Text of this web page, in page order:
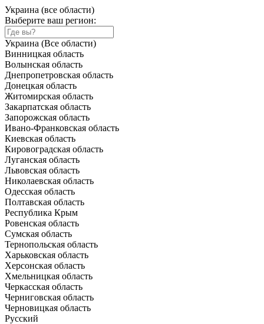
Украина (все области)
Выберите ваш регион:
Украина (Все области)
Винницкая область
Волынская область
Днепропетровская область
Донецкая область
Житомирская область
Закарпатская область
Запорожская область
Ивано-Франковская область
Киевская область
Кировоградская область
Луганская область
Львовская область
Николаевская область
Одесская область
Полтавская область
Республика Крым
Ровенская область
Сумская область
Тернопольская область
Харьковская область
Херсонская область
Хмельницкая область
Черкасская область
Черниговская область
Черновицкая область
Русский